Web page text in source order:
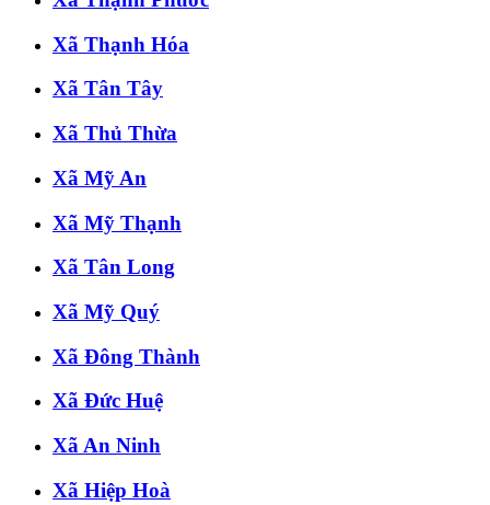
Xã Thạnh Hóa
Xã Tân Tây
Xã Thủ Thừa
Xã Mỹ An
Xã Mỹ Thạnh
Xã Tân Long
Xã Mỹ Quý
Xã Đông Thành
Xã Đức Huệ
Xã An Ninh
Xã Hiệp Hoà